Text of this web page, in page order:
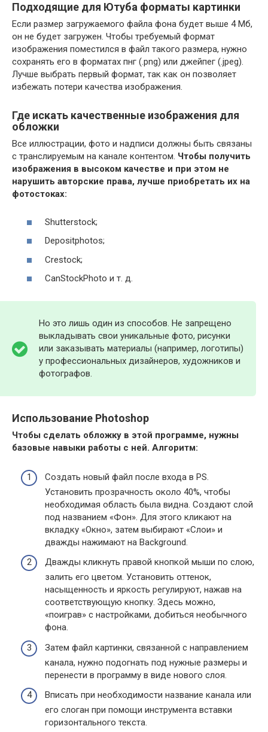
Подходящие для Ютуба форматы картинки
Если размер загружаемого файла фона будет выше 4 Мб,
он не будет загружен. Чтобы требуемый формат
изображения поместился в файл такого размера, нужно
сохранять его в форматах пнг (.png) или джейпег (.jpeg).
Лучше выбрать первый формат, так как он позволяет
избежать потери качества изображения.
Где искать качественные изображения для
обложки
Все иллюстрации, фото и надписи должны быть связаны
с транслируемым на канале контентом. Чтобы получить
изображения в высоком качестве и при этом не
нарушить авторские права, лучше приобретать их на
фотостоках:
Shutterstock;
Depositphotos;
Crestock;
CanStockPhoto и т. д.
Но это лишь один из способов. Не запрещено
выкладывать свои уникальные фото, рисунки
или заказывать материалы (например, логотипы)
у профессиональных дизайнеров, художников и
фотографов.
Использование Photoshop
Чтобы сделать обложку в этой программе, нужны
базовые навыки работы с ней. Алгоритм:
Создать новый файл после входа в PS.
Установить прозрачность около 40%, чтобы
необходимая область была видна. Создают слой
под названием «Фон». Для этого кликают на
вкладку «Окно», затем выбирают «Слои» и
дважды нажимают на Background.
Дважды кликнуть правой кнопкой мыши по слою,
залить его цветом. Установить оттенок,
насыщенность и яркость регулируют, нажав на
соответствующую кнопку. Здесь можно,
«поиграв» с настройками, добиться необычного
фона.
Затем файл картинки, связанной с направлением
канала, нужно подогнать под нужные размеры и
перенести в программу в виде нового слоя.
Вписать при необходимости название канала или
его слоган при помощи инструмента вставки
горизонтального текста.